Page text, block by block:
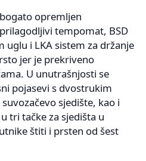
opremljen
tempomat, BSD
i LKA sistem za držanje
jer je prekriveno
U unutrašnjosti se
pojasevi s dvostrukim
sjedište, kao i
tri tačke za sjedišta u
štiti i prsten od šest